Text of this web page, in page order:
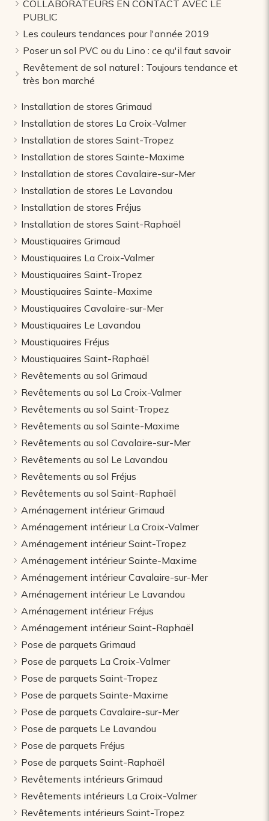
COLLABORATEURS EN CONTACT AVEC LE
PUBLIC
Les couleurs tendances pour l'année 2019
Poser un sol PVC ou du Lino : ce qu'il faut savoir
Revêtement de sol naturel : Toujours tendance et
très bon marché
Installation de stores Grimaud
Installation de stores La Croix-Valmer
Installation de stores Saint-Tropez
Installation de stores Sainte-Maxime
Installation de stores Cavalaire-sur-Mer
Installation de stores Le Lavandou
Installation de stores Fréjus
Installation de stores Saint-Raphaël
Moustiquaires Grimaud
Moustiquaires La Croix-Valmer
Moustiquaires Saint-Tropez
Moustiquaires Sainte-Maxime
Moustiquaires Cavalaire-sur-Mer
Moustiquaires Le Lavandou
Moustiquaires Fréjus
Moustiquaires Saint-Raphaël
Revêtements au sol Grimaud
Revêtements au sol La Croix-Valmer
Revêtements au sol Saint-Tropez
Revêtements au sol Sainte-Maxime
Revêtements au sol Cavalaire-sur-Mer
Revêtements au sol Le Lavandou
Revêtements au sol Fréjus
Revêtements au sol Saint-Raphaël
Aménagement intérieur Grimaud
Aménagement intérieur La Croix-Valmer
Aménagement intérieur Saint-Tropez
Aménagement intérieur Sainte-Maxime
Aménagement intérieur Cavalaire-sur-Mer
Aménagement intérieur Le Lavandou
Aménagement intérieur Fréjus
Aménagement intérieur Saint-Raphaël
Pose de parquets Grimaud
Pose de parquets La Croix-Valmer
Pose de parquets Saint-Tropez
Pose de parquets Sainte-Maxime
Pose de parquets Cavalaire-sur-Mer
Pose de parquets Le Lavandou
Pose de parquets Fréjus
Pose de parquets Saint-Raphaël
Revêtements intérieurs Grimaud
Revêtements intérieurs La Croix-Valmer
Revêtements intérieurs Saint-Tropez